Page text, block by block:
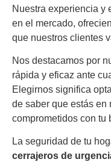
Nuestra experiencia y
en el mercado,
que nuestros clientes
Nos destacamos por
rápida y eficaz ante
Elegirnos significa
de saber que estás en
comprometidos con tu
La seguridad de tu
cerrajeros de